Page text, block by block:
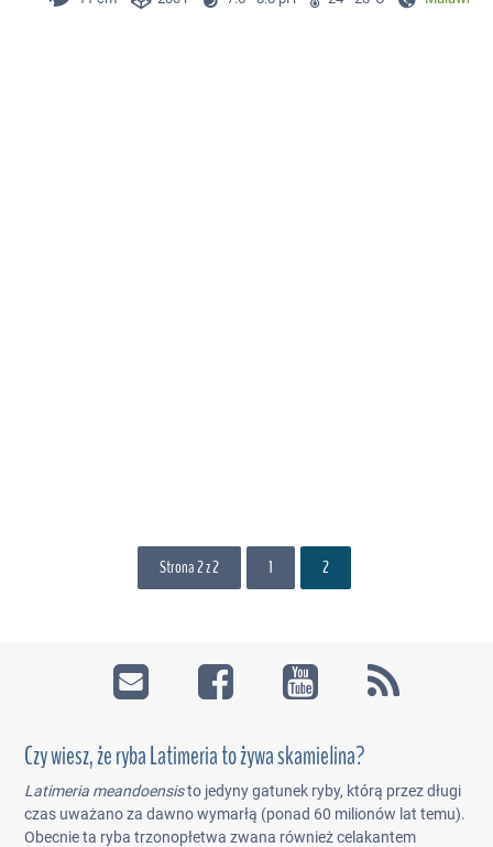
Strona 2 z 2 1 2
Czy wiesz, że ryba Latimeria to żywa skamielina?
Latimeria meandoensisto jedyny gatunek ryby, którą przez długi
czas uważano za dawno wymarłą (ponad 60 milionów lat temu).
Obecnie ta ryba trzonopłetwa zwana również celakantem